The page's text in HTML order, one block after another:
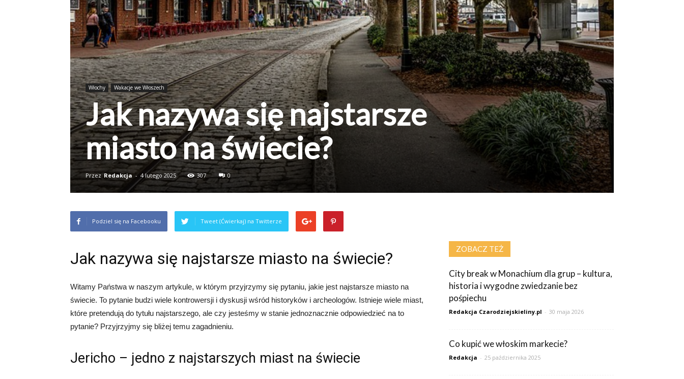
Włochy Wakacje we Włoszech
Jak nazywa się najstarsze
miasto na świecie?
Przez Redakcja - 4 lutego 2025 307 0
Podziel się na Facebooku Tweet (Ćwierkaj) na Twitterze
Jak nazywa się najstarsze miasto na świecie?
Witamy Państwa w naszym artykule, w którym przyjrzymy się pytaniu, jakie jest najstarsze miasto na
świecie. To pytanie budzi wiele kontrowersji i dyskusji wśród historyków i archeologów. Istnieje wiele miast,
które pretendują do tytułu najstarszego, ale czy jesteśmy w stanie jednoznacznie odpowiedzieć na to
pytanie? Przyjrzyjmy się bliżej temu zagadnieniu.
Jericho – jedno z najstarszych miast na świecie
ZOBACZ TEŻ
City break w Monachium dla grup – kultura,
historia i wygodne zwiedzanie bez
pośpiechu
Redakcja Czarodziejskieliny.pl - 30 maja 2026
Co kupić we włoskim markecie?
Redakcja - 25 października 2025